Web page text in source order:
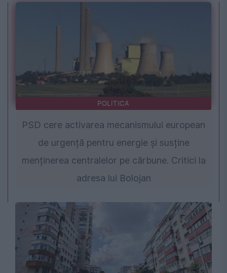
POLITICA
PSD cere activarea mecanismului european
de urgență pentru energie și susține
menținerea centralelor pe cărbune. Critici la
adresa lui Bolojan